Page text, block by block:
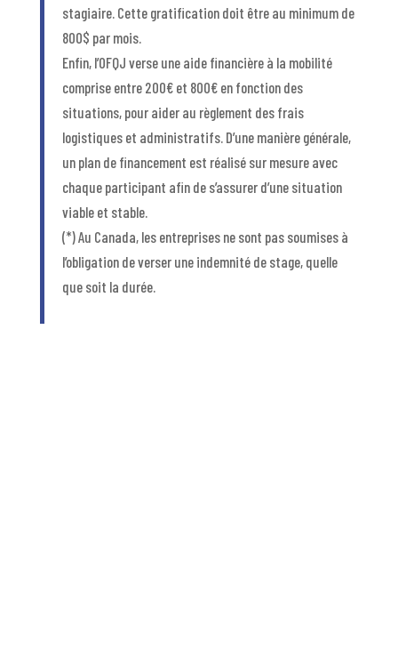
stagiaire. Cette gratification doit être au minimum de
800$ par mois.
Enfin, l’OFQJ verse une aide financière à la mobilité
comprise entre 200€ et 800€ en fonction des
situations, pour aider au règlement des frais
logistiques et administratifs. D’une manière générale,
un plan de financement est réalisé sur mesure avec
chaque participant afin de s’assurer d’une situation
viable et stable.
(*) Au Canada, les entreprises ne sont pas soumises à
l’obligation de verser une indemnité de stage, quelle
que soit la durée.